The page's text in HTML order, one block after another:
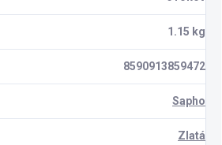
1.15 kg
8590913859472
Sapho
Zlatá